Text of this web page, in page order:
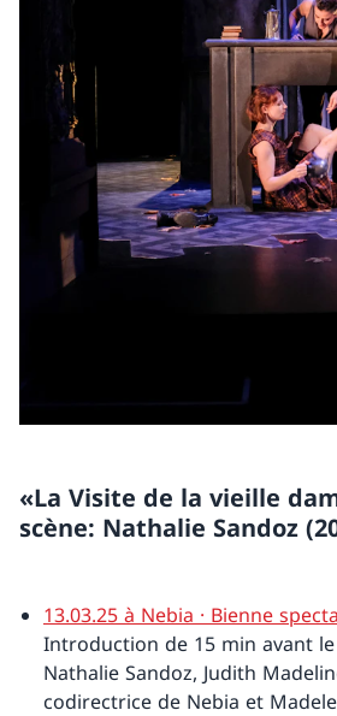
«La Visite de la vieille
scène: Nathalie Sandoz
13.03.25 à Nebia · Bienne
Introduction de 15 min avant le
Nathalie Sandoz, Judith
codirectrice de Nebia et